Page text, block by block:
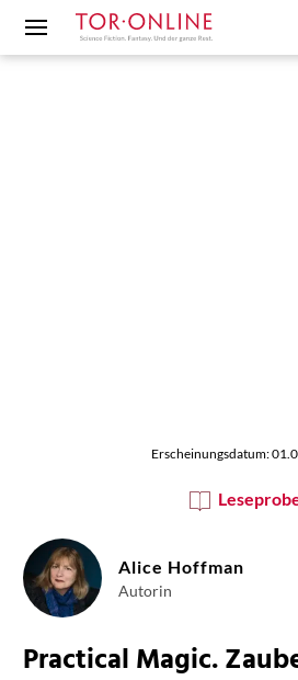
Erscheinungsdatum:
Alice Hoffman
Autorin
Practical Magic.